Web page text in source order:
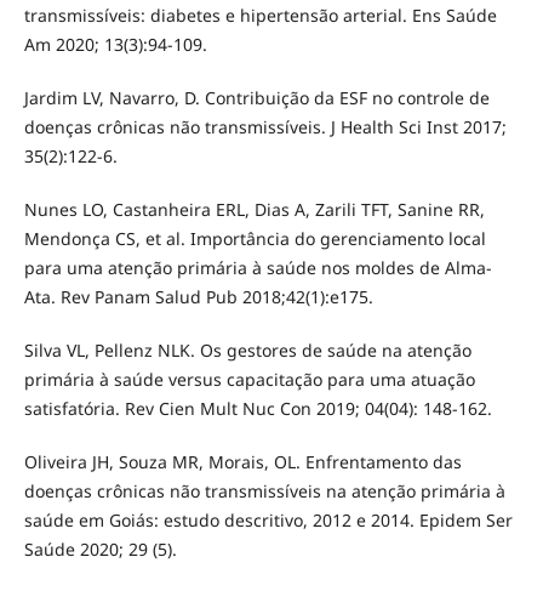
transmissíveis: diabetes e hipertensão arterial. Ens Saúde
Am 2020; 13(3):94-109.
Jardim LV, Navarro, D. Contribuição da ESF no controle de
doenças crônicas não transmissíveis. J Health Sci Inst 2017;
35(2):122-6.
Nunes LO, Castanheira ERL, Dias A, Zarili TFT, Sanine RR,
Mendonça CS, et al. Importância do gerenciamento local
para uma atenção primária à saúde nos moldes de Alma-
Ata. Rev Panam Salud Pub 2018;42(1):e175.
Silva VL, Pellenz NLK. Os gestores de saúde na atenção
primária à saúde versus capacitação para uma atuação
satisfatória. Rev Cien Mult Nuc Con 2019; 04(04): 148-162.
Oliveira JH, Souza MR, Morais, OL. Enfrentamento das
doenças crônicas não transmissíveis na atenção primária à
saúde em Goiás: estudo descritivo, 2012 e 2014. Epidem Ser
Saúde 2020; 29 (5).